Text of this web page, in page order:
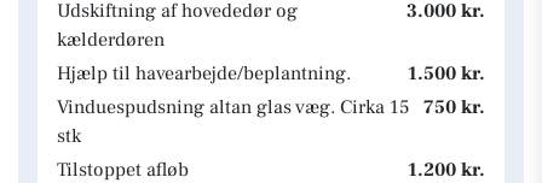
Udskiftning af hovededør og
kælderdøren
3.000 kr.
Hjælp til havearbejde/beplantning.
1.500 kr.
Vinduespudsning altan glas væg. Cirka 15
stk
750 kr.
Tilstoppet afløb
1.200 kr.